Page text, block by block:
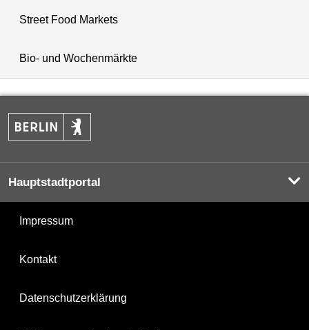
Street Food Markets
Bio- und Wochenmärkte
Hauptstadtportal
Impressum
Kontakt
Datenschutzerklärung